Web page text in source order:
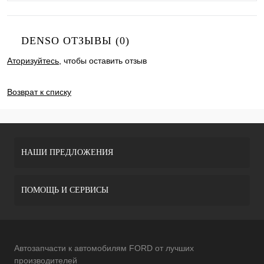
DENSO ОТЗЫВЫ (0)
Аторизуйтесь , чтобы оставить отзыв
Возврат к списку
НАШИ ПРЕДЛОЖЕНИЯ
ПОМОЩЬ И СЕРВИСЫ
Автозапчасти к автомобилям FORD от лучших
производителей